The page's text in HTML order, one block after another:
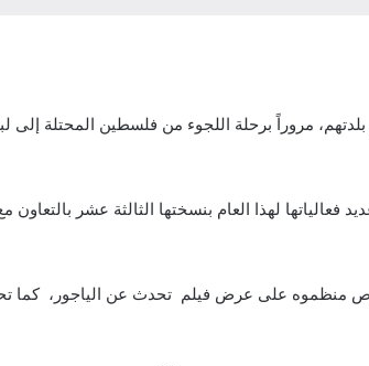
بلدتهم، مروراً برحلة اللجوء من فلسطين المحتلة
لهذا العام بنسختها الثالثة عشر
حرص منظموه على عرض فيلم تحدث عن الياجور، كما